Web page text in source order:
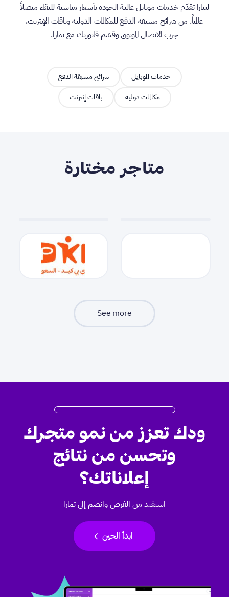
ليبارا تقدّم خدمات موبايل عالية الجودة بأسعار مناسبة للبقاء متصلاً
عالمياً. من شرائح مسبقة الدفع للمكالمات الدولية وباقات الإنترنت،
جرب الاتصال الموثوق وقسّم فاتورتك مع تمارا.
خدمات الموبايل
شرائح مسبقة الدفع
مكالمات دولية
باقات إنترنت
متاجر مختارة
See more
ودك تعزز من نمو متجرك
وتحسن من نتائج
إعلاناتك؟
استفيد من الفرص وانضم إلى تمارا
ابدأ الحين chevron_left